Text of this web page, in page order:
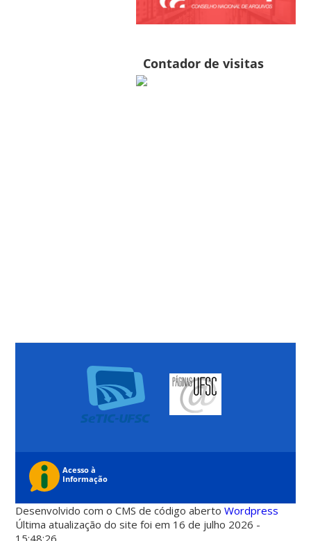
Contador de visitas
Desenvolvido com o CMS de código abertoWordpress
Última atualização do site foi em 16 de julho 2026 -